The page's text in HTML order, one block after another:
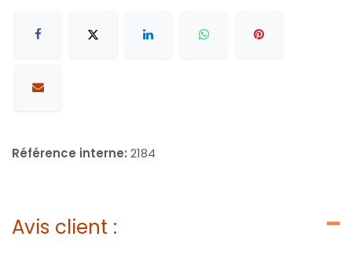
Référence interne: 2184
Avis client :